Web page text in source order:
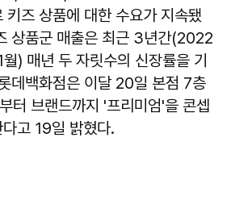
키즈 상품에 대한 수요가 지속됐
상품군 매출은 최근 3년간(2022
) 매년 두 자릿수의 신장률을 기
데백화점은 이달 20일 본점 7층
터 브랜드까지 '프리미엄'을 콘셉
고 19일 밝혔다.